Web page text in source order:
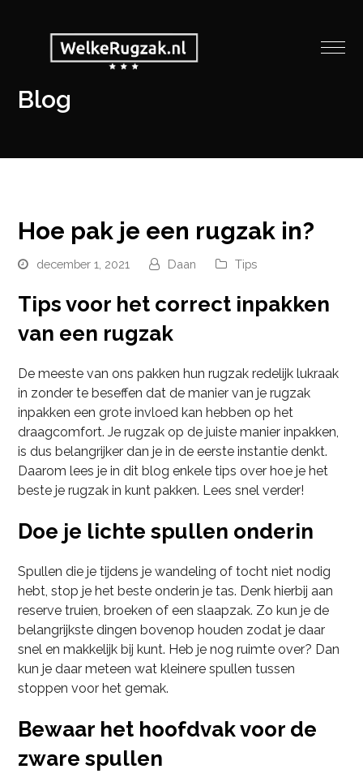
Blog
Hoe pak je een rugzak in?
december 1, 2021 Daan Tips
Tips voor het correct inpakken
van een rugzak
De meeste van ons pakken hun rugzak redelijk lukraak
in zonder te beseffen dat de manier van je rugzak
inpakken een grote invloed kan hebben op het
draagcomfort. Je rugzak op de juiste manier inpakken,
is dus belangrijker dan je in de eerste instantie denkt.
Daarom lees je in dit blog enkele tips over hoe je het
beste je rugzak in kunt pakken. Lees snel verder!
Doe je lichte spullen onderin
Spullen die je tijdens je wandeling of tocht niet nodig
hebt, stop je het beste onderin je tas. Denk hierbij aan
reserve truien, broeken of een slaapzak. Zo kun je de
belangrijkste dingen bovenop houden zodat je daar
snel en makkelijk bij kunt. Heb je nog ruimte over? Dan
kun je daar meteen wat kleinere spullen tussen
stoppen voor het gemak.
Bewaar het hoofdvak voor de
zware spullen